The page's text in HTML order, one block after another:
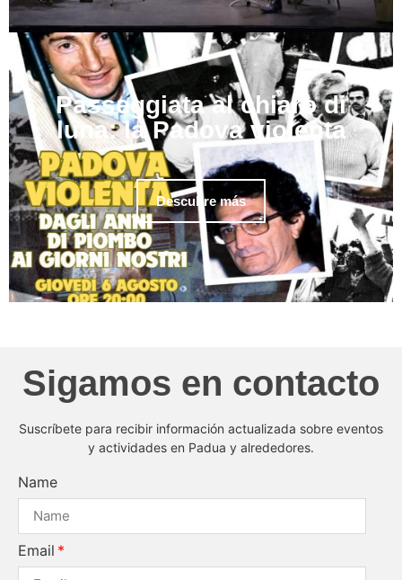
Passeggiata al chiaro di
luna: la Padova violenta
Descubre más
Sigamos en contacto
Suscríbete para recibir información actualizada sobre eventos
y actividades en Padua y alrededores.
Name
Email